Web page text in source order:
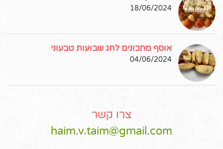
18/06/2024
אוסף מתכונים לחג שבועות טבעוני
04/06/2024
צרו קשר
haim.v.taim@gmail.com